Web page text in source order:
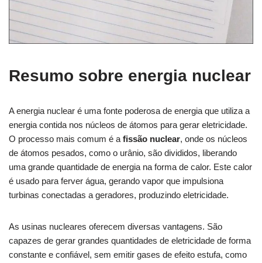
Resumo sobre energia nuclear
A energia nuclear é uma fonte poderosa de energia que utiliza a
energia contida nos núcleos de átomos para gerar eletricidade.
O processo mais comum é a fissão nuclear, onde os núcleos
de átomos pesados, como o urânio, são divididos, liberando
uma grande quantidade de energia na forma de calor. Este calor
é usado para ferver água, gerando vapor que impulsiona
turbinas conectadas a geradores, produzindo eletricidade.
As usinas nucleares oferecem diversas vantagens. São
capazes de gerar grandes quantidades de eletricidade de forma
constante e confiável, sem emitir gases de efeito estufa, como